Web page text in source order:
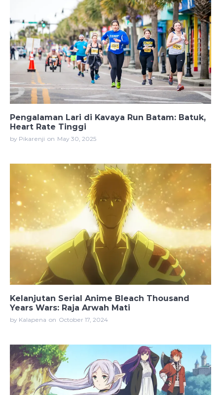
Pengalaman Lari di Kavaya Run Batam: Batuk,
Heart Rate Tinggi
by Pikarenji on May 30, 2025
Kelanjutan Serial Anime Bleach Thousand
Years Wars: Raja Arwah Mati
by Kalapena on October 17, 2024